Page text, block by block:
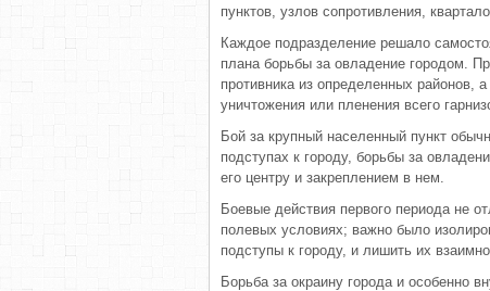
пунктов, узлов сопротивления,
Каждое подразделение решало
плана борьбы за овладение городом.
противника из определенных районов,
уничтожения или пленения всего
Бой за крупный населенный пункт
подступах к городу, борьбы за
его центру и закреплением в нем.
Боевые действия первого периода не
полевых условиях; важно было
подступы к городу, и лишить их
Борьба за окраину города и особенно